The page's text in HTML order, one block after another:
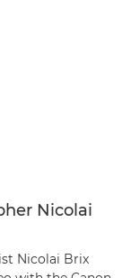
Nicolai
Nicolai Brix